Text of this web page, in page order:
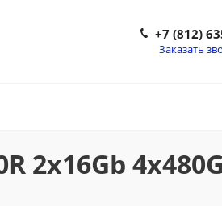
+7 (812)
Заказать